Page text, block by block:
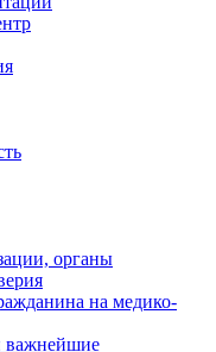
органы
на медико-
важнейшие